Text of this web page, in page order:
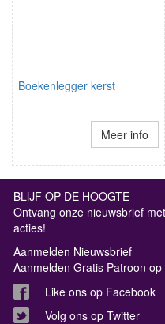
Boekenlegger kerst
Meer info
BLIJF OP DE HOOGTE
Ontvang onze nieuwsbrief
acties!
Aanmelden Nieuwsbrief
Aanmelden Gratis Patroon
Like ons op Facebook
Volg ons op Twitter